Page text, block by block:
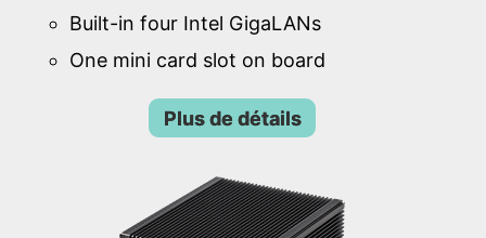
Built-in four Intel GigaLANs
One mini card slot on board
Plus de détails